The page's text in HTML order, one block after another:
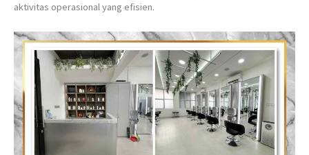
aktivitas operasional yang efisien.